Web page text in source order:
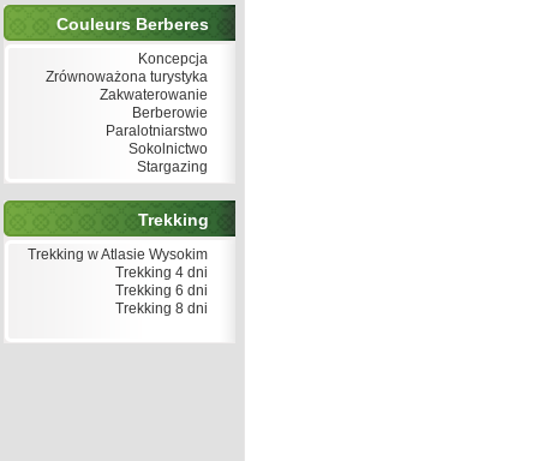
Couleurs Berberes
Koncepcja
Zrównoważona turystyka
Zakwaterowanie
Berberowie
Paralotniarstwo
Sokolnictwo
Stargazing
Trekking
Trekking w Atlasie Wysokim
Trekking 4 dni
Trekking 6 dni
Trekking 8 dni